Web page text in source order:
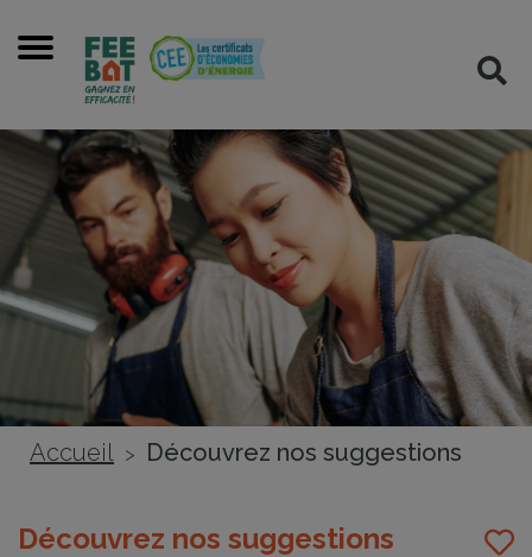
Menu
Accueil > Découvrez nos suggestions
Découvrez nos suggestions